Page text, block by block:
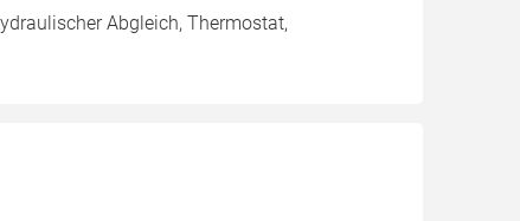
Abgleich, Thermostat,